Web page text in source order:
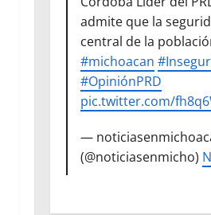
admite que la
central de la
#michoacan
#OpiniónPRD
pic.twitter.com/
—
(@noticiasenmicho)